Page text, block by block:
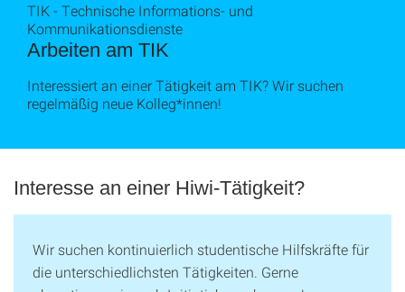
Arbeiten am TIK
TIK - Technische Informations- und
Kommunikationsdienste
Interessiert an einer Tätigkeit am TIK? Wir suchen
regelmäßig neue Kolleg*innen!
Interesse an einer Hiwi-Tätigkeit?
Wir suchen kontinuierlich studentische Hilfskräfte für
die unterschiedlichsten Tätigkeiten. Gerne